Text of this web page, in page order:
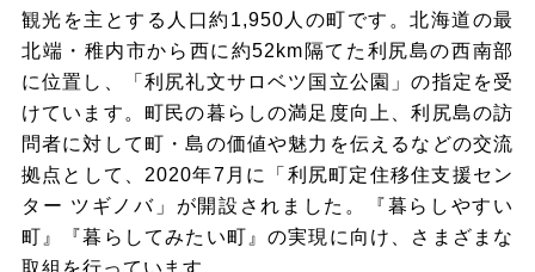
観光を主とする人口約1,950人の町です。北海道の最
北端・稚内市から西に約52km隔てた利尻島の西南部
に位置し、「利尻礼文サロベツ国立公園」の指定を受
けています。町民の暮らしの満足度向上、利尻島の訪
問者に対して町・島の価値や魅力を伝えるなどの交流
拠点として、2020年7月に「利尻町定住移住支援セン
ター ツギノバ」が開設されました。『暮らしやすい
町』『暮らしてみたい町』の実現に向け、さまざまな
取組を行っています。